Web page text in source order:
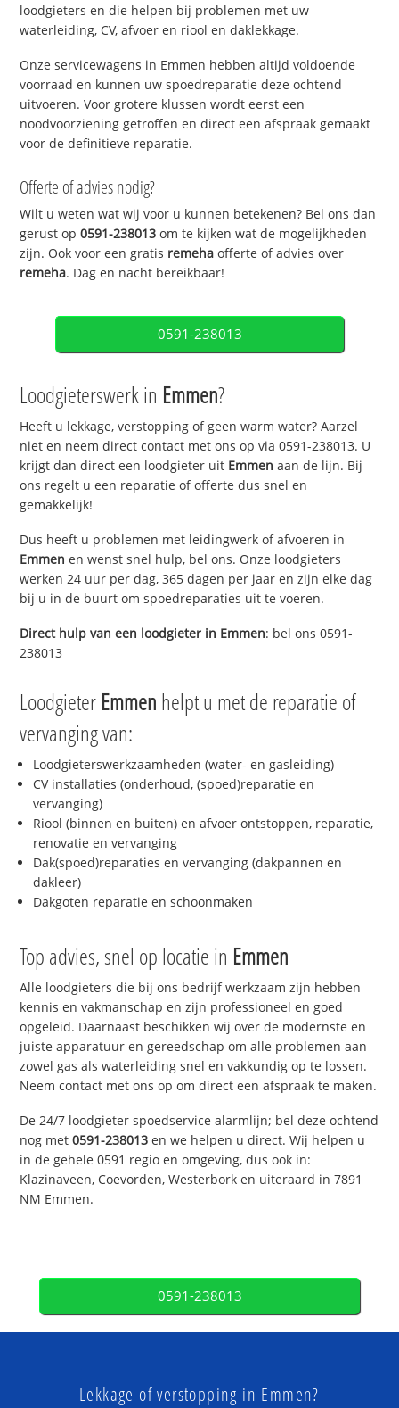
loodgieters en die helpen bij problemen met uw
waterleiding, CV, afvoer en riool en daklekkage.
Onze servicewagens in Emmen hebben altijd voldoende
voorraad en kunnen uw spoedreparatie deze ochtend
uitvoeren. Voor grotere klussen wordt eerst een
noodvoorziening getroffen en direct een afspraak gemaakt
voor de definitieve reparatie.
Offerte of advies nodig?
Wilt u weten wat wij voor u kunnen betekenen? Bel ons dan
gerust op0591-238013 om te kijken wat de mogelijkheden
zijn. Ook voor een gratis remeha offerte of advies over
remeha. Dag en nacht bereikbaar!
0591-238013
Loodgieterswerk in Emmen?
Heeft u lekkage, verstopping of geen warm water? Aarzel
niet en neem direct contact met ons op via 0591-238013. U
krijgt dan direct een loodgieter uit Emmen aan de lijn. Bij
ons regelt u een reparatie of offerte dus snel en
gemakkelijk!
Dus heeft u problemen met leidingwerk of afvoeren in
Emmen en wenst snel hulp, bel ons. Onze loodgieters
werken 24 uur per dag, 365 dagen per jaar en zijn elke dag
bij u in de buurt om spoedreparaties uit te voeren.
Direct hulp van een loodgieter in Emmen: bel ons 0591-
238013
Loodgieter Emmen helpt u met de reparatie of
vervanging van:
Loodgieterswerkzaamheden (water- en gasleiding)
CV installaties (onderhoud, (spoed)reparatie en
vervanging)
Riool (binnen en buiten) en afvoer ontstoppen, reparatie,
renovatie en vervanging
Dak(spoed)reparaties en vervanging (dakpannen en
dakleer)
Dakgoten reparatie en schoonmaken
Top advies, snel op locatie in Emmen
Alle loodgieters die bij ons bedrijf werkzaam zijn hebben
kennis en vakmanschap en zijn professioneel en goed
opgeleid. Daarnaast beschikken wij over de modernste en
juiste apparatuur en gereedschap om alle problemen aan
zowel gas als waterleiding snel en vakkundig op te lossen.
Neem contact met ons op om direct een afspraak te maken.
De 24/7 loodgieter spoedservice alarmlijn; bel deze ochtend
nog met0591-238013 en we helpen u direct. Wij helpen u
in de gehele 0591 regio en omgeving, dus ook in:
Klazinaveen, Coevorden, Westerbork en uiteraard in 7891
NM Emmen.
0591-238013
Lekkage of verstopping in Emmen?